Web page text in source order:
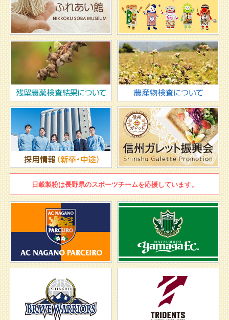
日穀製粉は長野県のスポーツチームを応援しています。